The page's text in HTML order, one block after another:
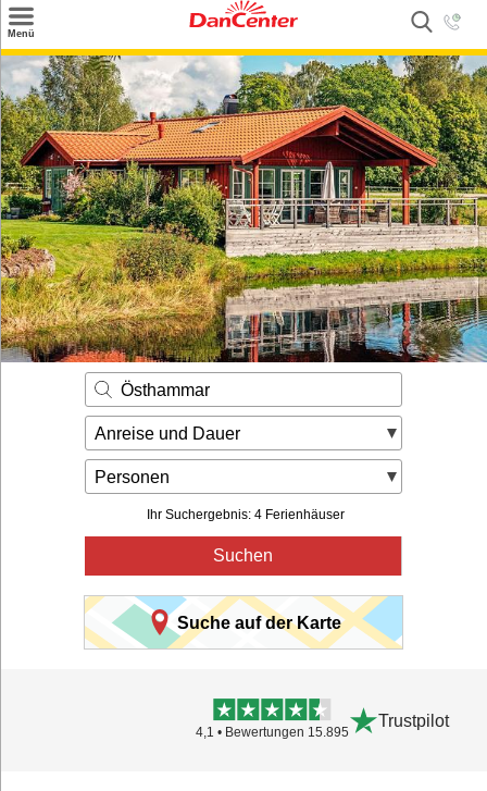
Menü
Suchen
Urlaubsziele
Weitere Urlaubsziele
Angebote
Inspiration
Kontakt
Gut zu wissen
Login
Östhammar
Anreise und Dauer
Personen
Ihr Suchergebnis: 4 Ferienhäuser
Suchen
Suche auf der Karte
4,1 • Bewertungen 15.895
Trustpilot